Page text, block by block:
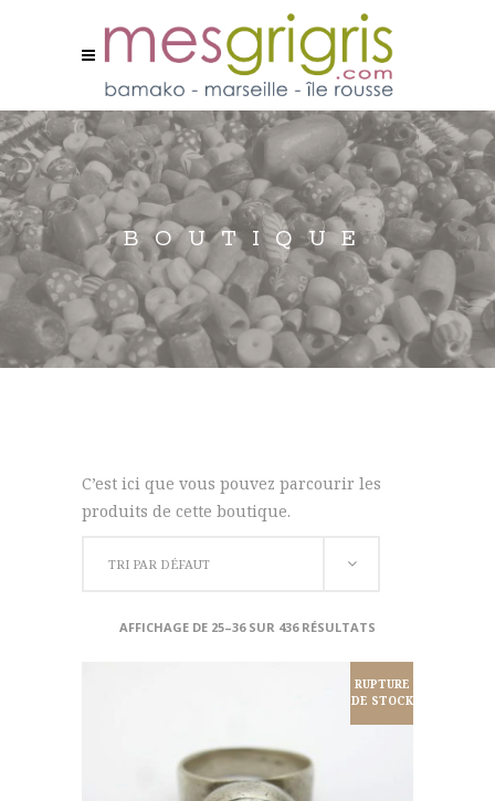
BOUTIQUE
C’est ici que vous pouvez parcourir les
produits de cette boutique.
TRI PAR DÉFAUT
AFFICHAGE DE 25–36 SUR 436 RÉSULTATS
RUPTURE
DE STOCK